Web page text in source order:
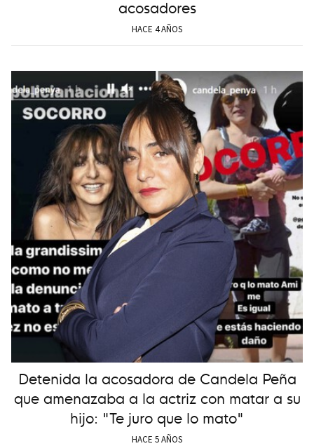
acosadores
HACE 4 AÑOS
Detenida la acosadora de Candela Peña
que amenazaba a la actriz con matar a su
hijo: "Te juro que lo mato"
HACE 5 AÑOS